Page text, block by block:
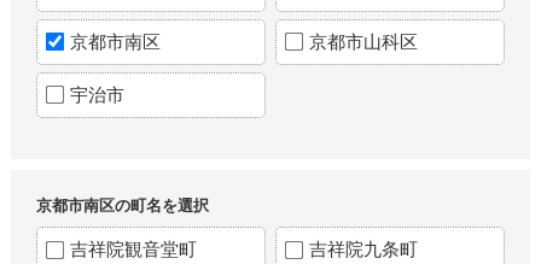
京都市南区 京都市山科区
宇治市
京都市南区の町名を選択
吉祥院観音堂町 吉祥院九条町